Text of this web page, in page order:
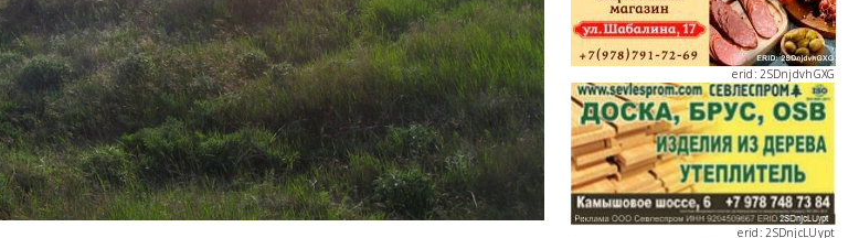
erid: 2SDnjcLUypt